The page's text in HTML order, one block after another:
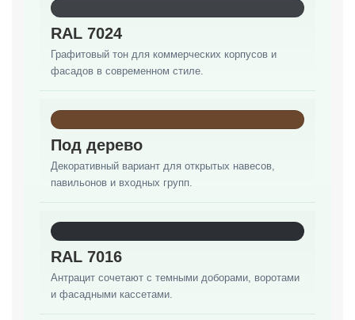
RAL 7024
Графитовый тон для коммерческих корпусов и
фасадов в современном стиле.
Под дерево
Декоративный вариант для открытых навесов,
павильонов и входных групп.
RAL 7016
Антрацит сочетают с темными доборами, воротами
и фасадными кассетами.